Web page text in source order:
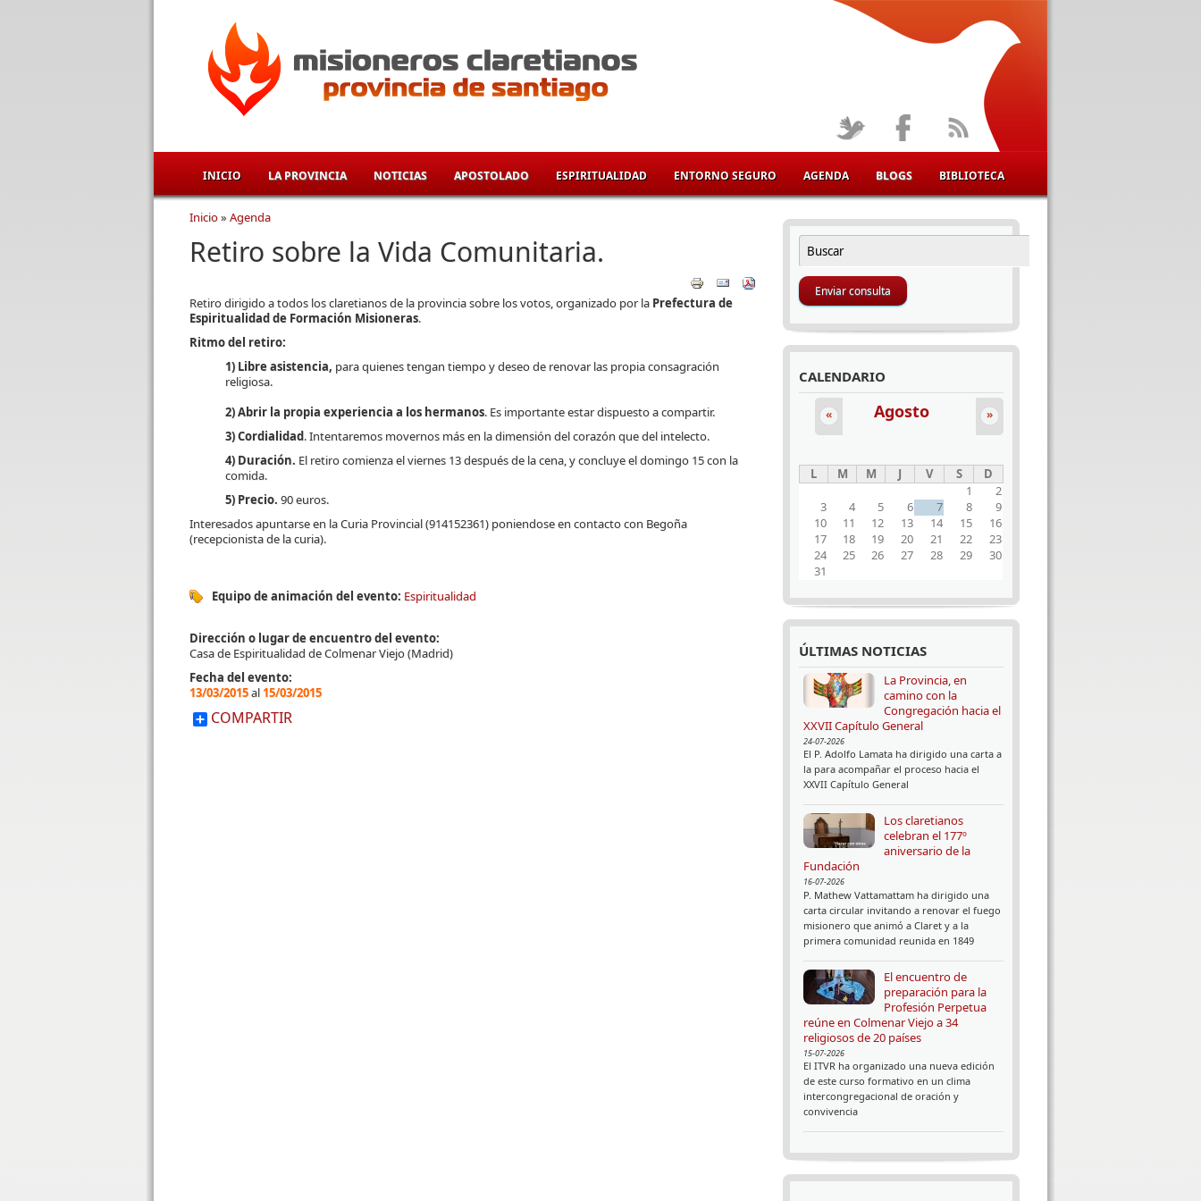
INICIO LA PROVINCIA NOTICIAS APOSTOLADO ESPIRITUALIDAD ENTORNO SEGURO AGENDA BLOGS BIBLIOTECA
Se encuentra usted aquí
Inicio» Agenda
Retiro sobre la Vida Comunitaria.
Retiro dirigido a todos los claretianos de la provincia sobre los votos, organizado por la Prefectura de
Espiritualidad de Formación Misioneras.
Ritmo del retiro:
1) Libre asistencia, para quienes tengan tiempo y deseo de renovar las propia consagración
religiosa.
2) Abrir la propia experiencia a los hermanos. Es importante estar dispuesto a compartir.
3) Cordialidad. Intentaremos movernos más en la dimensión del corazón que del intelecto.
4) Duración. El retiro comienza el viernes 13 después de la cena, y concluye el domingo 15 con la
comida.
5) Precio. 90 euros.
Interesados apuntarse en la Curia Provincial (914152361) poniendose en contacto con Begoña
(recepcionista de la curia).
Equipo de animación del evento: Espiritualidad
Dirección o lugar de encuentro del evento:
Casa de Espiritualidad de Colmenar Viejo (Madrid)
Fecha del evento:
13/03/2015al 15/03/2015
COMPARTIR
FORMULARIO DE BÚSQUEDA
Buscar
CALENDARIO
Agosto
« »
L M M J V S
D
1
2
3
4 5 6 7 8
9
10
11 12 13 14 15
16
17
18 19 20 21 22
23
24
25 26 27 28 29
30
31
ÚLTIMAS NOTICIAS
La Provincia, en
camino con la
Congregación hacia el
XXVII Capítulo General
24-07-2026
El P. Adolfo Lamata ha dirigido una carta a
la para acompañar el proceso hacia el
XXVII Capítulo General
Los claretianos
celebran el 177º
aniversario de la
Fundación
16-07-2026
P. Mathew Vattamattam ha dirigido una
carta circular invitando a renovar el fuego
misionero que animó a Claret y a la
primera comunidad reunida en 1849
El encuentro de
preparación para la
Profesión Perpetua
reúne en Colmenar Viejo a 34
religiosos de 20 países
15-07-2026
El ITVR ha organizado una nueva edición
de este curso formativo en un clima
intercongregacional de oración y
convivencia